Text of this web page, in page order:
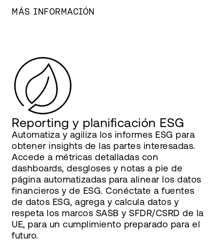
MÁS INFORMACIÓN
Reporting y planificación ESG
Automatiza y agiliza los informes ESG para
obtener insights de las partes interesadas.
Accede a métricas detalladas con
dashboards, desgloses y notas a pie de
página automatizadas para alinear los datos
financieros y de ESG. Conéctate a fuentes
de datos ESG, agrega y calcula datos y
respeta los marcos SASB y SFDR/CSRD de la
UE, para un cumplimiento preparado para el
futuro.